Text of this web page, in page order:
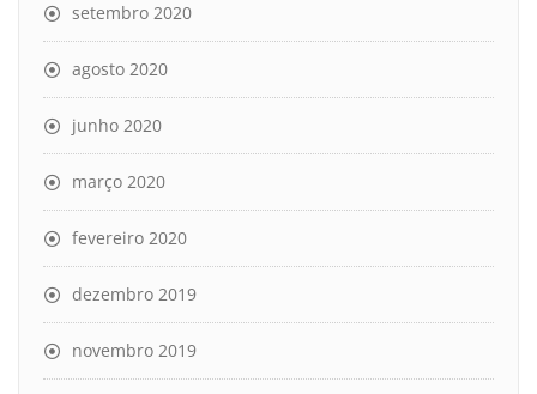
setembro 2020
agosto 2020
junho 2020
março 2020
fevereiro 2020
dezembro 2019
novembro 2019